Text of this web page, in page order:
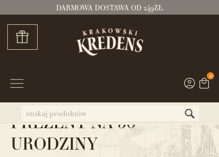
DARMOWA DOSTAWA OD 249ZŁ
0
PREZENT NA 50
URODZINY